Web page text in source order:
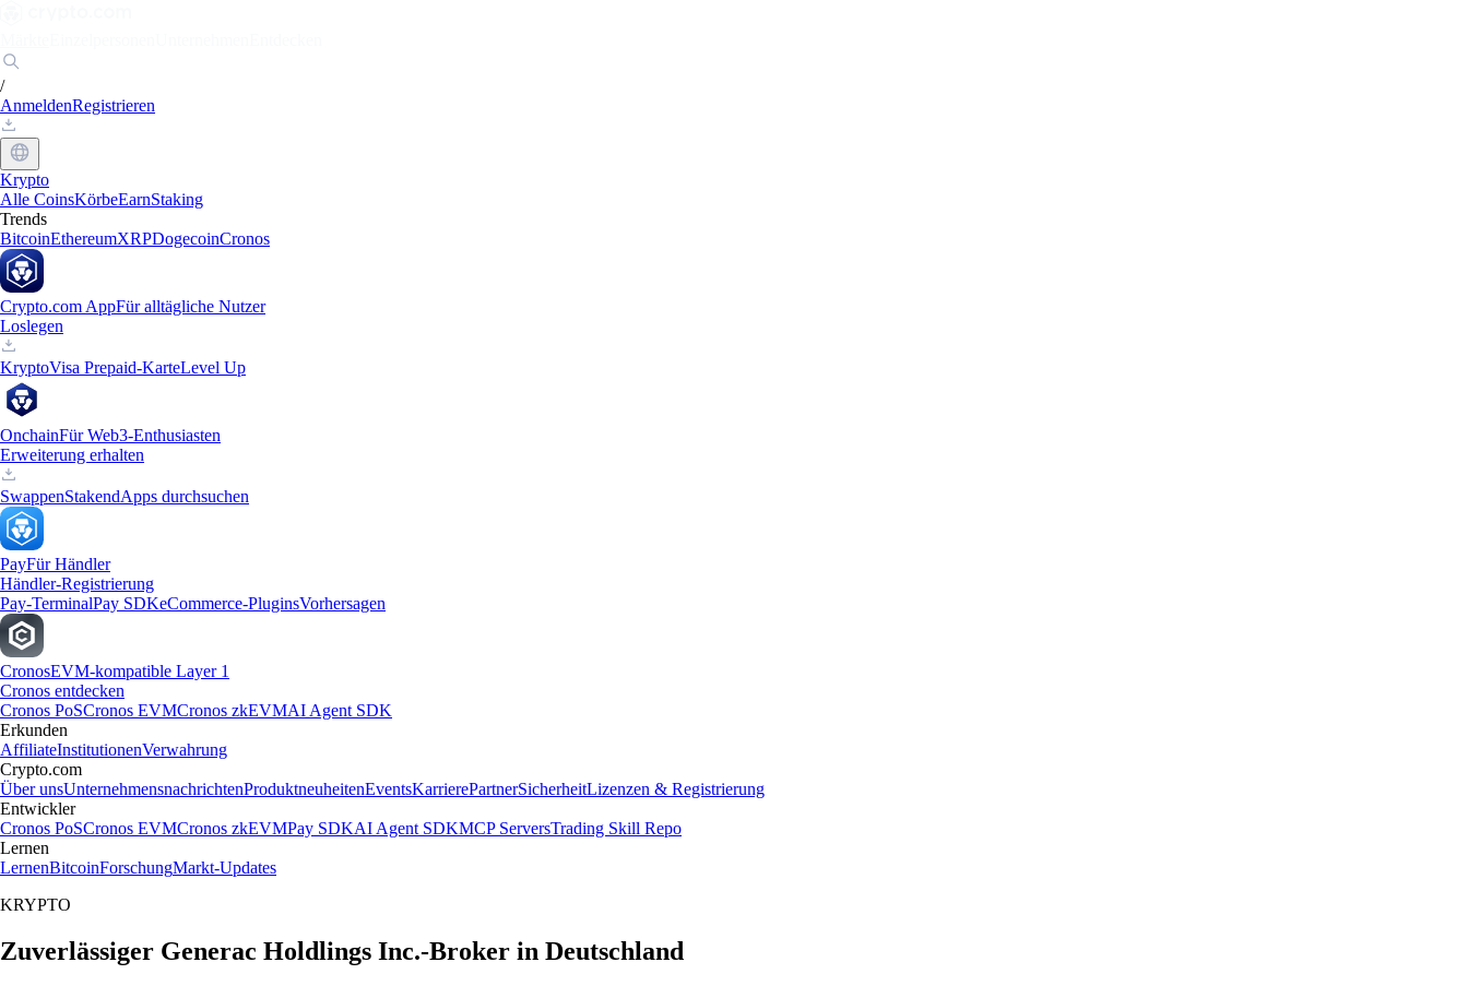
/
AnmeldenRegistrieren
Krypto
Alle CoinsKörbeEarnStaking
Trends
BitcoinEthereumXRPDogecoinCronos
Crypto.com AppFür alltägliche Nutzer
Loslegen
KryptoVisa Prepaid-KarteLevel Up
OnchainFür Web3-Enthusiasten
Erweiterung erhalten
SwappenStakendApps durchsuchen
PayFür Händler
Händler-Registrierung
Pay-TerminalPay SDKeCommerce-PluginsVorhersagen
CronosEVM-kompatible Layer 1
Cronos entdecken
Cronos PoSCronos EVMCronos zkEVMAI Agent SDK
Erkunden
AffiliateInstitutionenVerwahrung
Crypto.com
Über unsUnternehmensnachrichtenProduktneuheitenEventsKarrierePartnerSicherheitLizenzen & Registrierung
Entwickler
Cronos PoSCronos EVMCronos zkEVMPay SDKAI Agent SDKMCP ServersTrading Skill Repo
Lernen
LernenBitcoinForschungMarkt-Updates
KRYPTO
Zuverlässiger Generac Holdlings Inc.-Broker in Deutschland